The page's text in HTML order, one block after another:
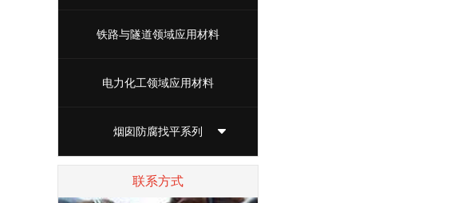
铁路与隧道领域应用材料
电力化工领域应用材料
烟囱防腐找平系列
联系方式